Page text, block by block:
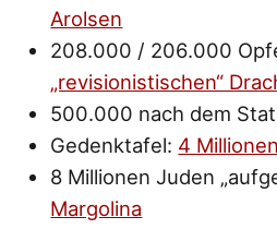
Arolsen
208.000 / 206.000
„revisionistischen“
500.000 nach dem
Gedenktafel: 4
8 Millionen Juden
Margolina